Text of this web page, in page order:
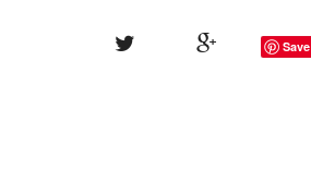
Save